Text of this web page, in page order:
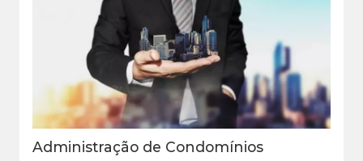
Administração de Condomínios